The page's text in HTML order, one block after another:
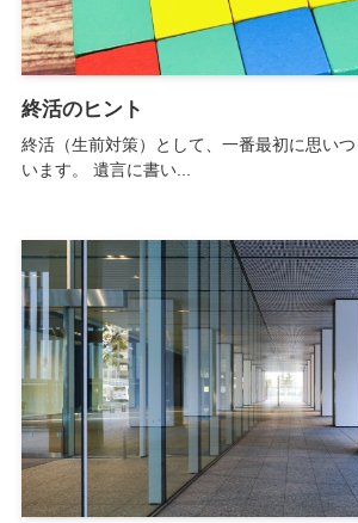
終活のヒント
終活（生前対策）として、一番最初に思い
います。 遺言に書い...